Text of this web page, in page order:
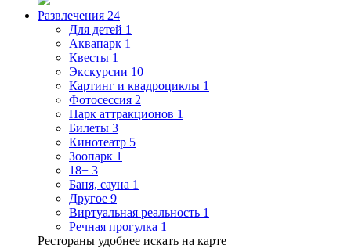
Развлечения 24
Для детей 1
Аквапарк 1
Квесты 1
Экскурсии 10
Картинг и квадроциклы 1
Фотосессия 2
Парк аттракционов 1
Билеты 3
Кинотеатр 5
Зоопарк 1
18+ 3
Баня, сауна 1
Другое 9
Виртуальная реальность 1
Речная прогулка 1
Рестораны удобнее искать на карте